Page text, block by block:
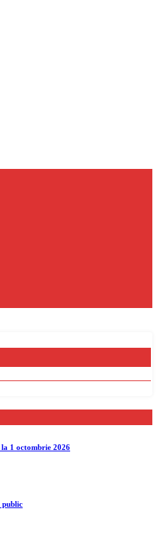
1 octombrie 2026
public